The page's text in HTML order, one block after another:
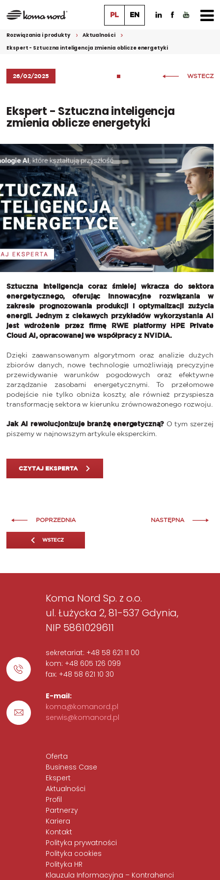
PL EN
Rozwiązania i produkty
Aktualności
Ekspert - Sztuczna inteligencja zmienia oblicze energetyki
26/02/2025 WSTECZ
Ekspert - Sztuczna inteligencja
zmienia oblicze energetyki
Sztuczna inteligencja coraz śmielej wkracza do sektora
energetycznego, oferując innowacyjne rozwiązania w
zakresie prognozowania produkcji i optymalizacji zużycia
energii. Jednym z ciekawych przykładów wykorzystania AI
jest wdrożenie przez firmę RWE platformy HPE Private
Cloud AI, opracowanej we współpracy z NVIDIA.
Dzięki zaawansowanym algorytmom oraz analizie dużych
zbiorów danych, nowe technologie umożliwiają precyzyjne
przewidywanie warunków pogodowych oraz efektywne
zarządzanie zasobami energetycznymi. To przełomowe
podejście nie tylko obniża koszty, ale również przyspiesza
transformację sektora w kierunku zrównoważonego rozwoju.
Jak AI rewolucjonizuje branżę energetyczną? O tym szerzej
piszemy w najnowszym artykule eksperckim.
CZYTAJ EKSPERTA
POPRZEDNIA NASTĘPNA
WSTECZ
Koma Nord Sp. z o.o.
ul. Łużycka 2, 81-537 Gdynia,
NIP 5861029611
sekretariat: +48 58 621 11 00
kom: +48 605 126 099
fax: +48 58 621 10 30
E-mail:
koma@komanord.pl
serwis@komanord.pl
Oferta
Business Case
Ekspert
Aktualności
Profil
Partnerzy
Kariera
Kontakt
Polityka prywatności
Polityka cookies
Polityka HR
Klauzula Informacyjna – Kontrahenci